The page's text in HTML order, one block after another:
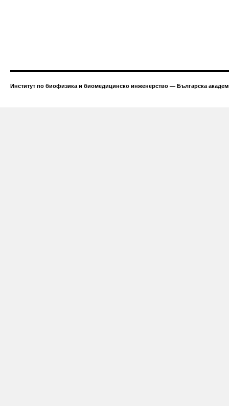
Институт по биофизика и биомедицинско инженерство — Българска